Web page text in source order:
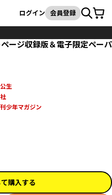
検索
ログイン 会員登録カート
ージ収録版＆電子限定ペーパ
生
少年マガジン
購入する